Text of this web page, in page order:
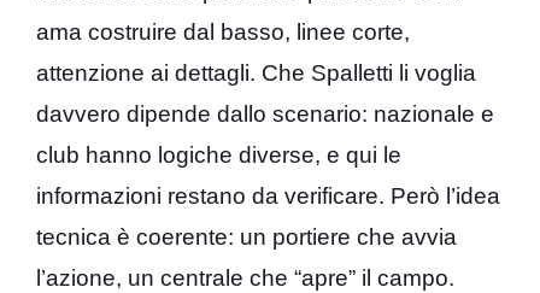
ama costruire dal basso, linee corte,
attenzione ai dettagli. Che Spalletti li voglia
davvero dipende dallo scenario: nazionale e
club hanno logiche diverse, e qui le
informazioni restano da verificare. Però l’idea
tecnica è coerente: un portiere che avvia
l’azione, un centrale che “apre” il campo.